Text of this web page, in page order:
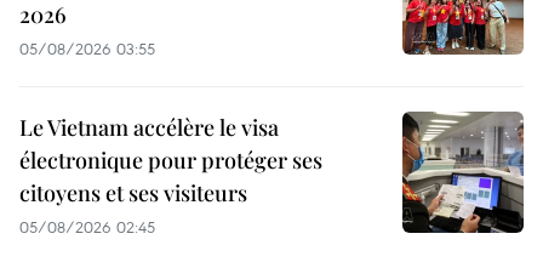
2026
05/08/2026 03:55
Le Vietnam accélère le visa
électronique pour protéger ses
citoyens et ses visiteurs
05/08/2026 02:45